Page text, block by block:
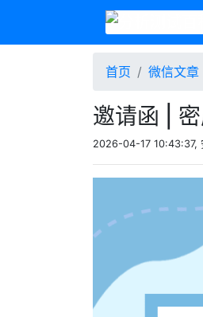
首页 微信文章
邀请函 |
2026-04-17 10:43:37,